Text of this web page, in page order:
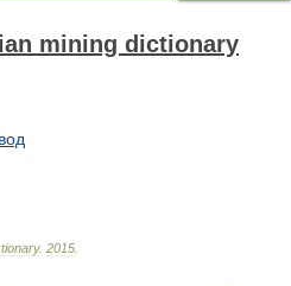
mining dictionary
. 2015